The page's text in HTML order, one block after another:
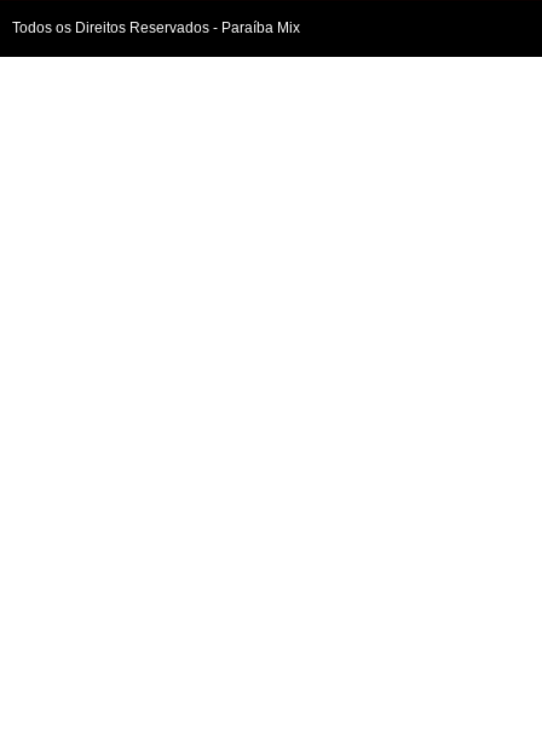
Todos os Direitos Reservados - Paraíba Mix